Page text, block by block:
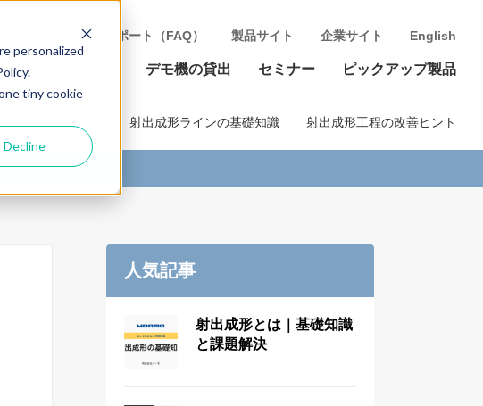
personalized
tiny cookie
Decline
トータルリンク デモ機の貸出 セミナー ピックアップ製品
製品サポート（FAQ） 製品サイト 企業サイト English
射出成形ラインの基礎知識 射出成形工程の改善ヒント
人気記事
射出成形とは｜基礎知識
と課題解決